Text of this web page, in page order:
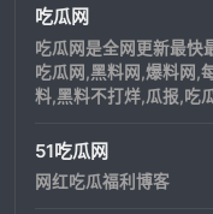
吃瓜网
吃瓜网是全网更新最
吃瓜网,黑料网,爆料网,
料,黑料不打烊,瓜报,吃
51吃瓜网
网红吃瓜福利博客